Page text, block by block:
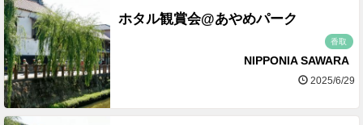
ホタル観賞会@あやめパーク
香取
NIPPONIA SAWARA
2025/6/29